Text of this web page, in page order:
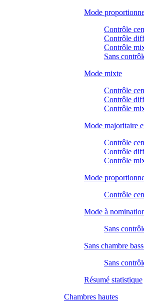
Mode
Contrôle
Contrôle
Contrôle
Sans
Mode mixte
Contrôle
Contrôle
Contrôle
Mode majoritaire
Contrôle
Contrôle
Contrôle
Mode
Contrôle
Mode à
Sans
Sans chambre
Sans
Résumé statistique
Chambres hautes